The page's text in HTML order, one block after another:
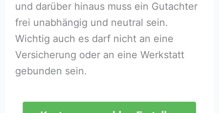
und darüber hinaus muss ein Gutachter
frei unabhängig und neutral sein.
Wichtig auch es darf nicht an eine
Versicherung oder an eine Werkstatt
gebunden sein.